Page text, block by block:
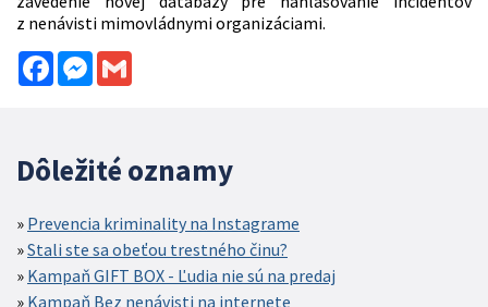
z nenávisti mimovládnymi organizáciami.
FacebookMessenger
Dôležité oznamy
Prevencia kriminality na Instagrame
Stali ste sa obeťou trestného činu?
Kampaň GIFT BOX - Ľudia nie sú na predaj
Kampaň Bez nenávisti na internete